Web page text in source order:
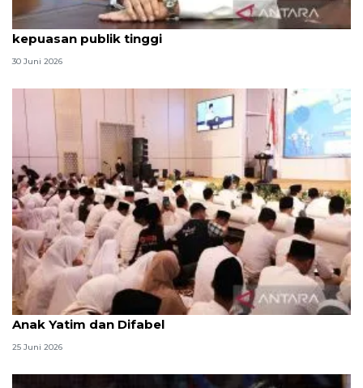
Qodari: Pemerintah tak puas diri meski tingkat
kepuasan publik tinggi
30 Juni 2026
Menag jadikan setiap 10 Muharam sebagai Lebaran
Anak Yatim dan Difabel
25 Juni 2026